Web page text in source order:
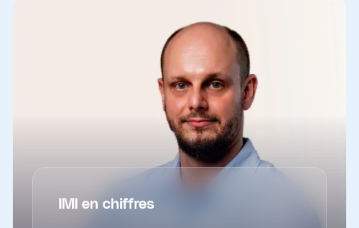
IMI en chiffres